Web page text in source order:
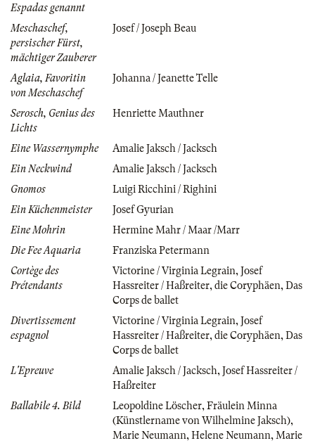
Espadas genannt
Meschaschef,
persischer Fürst,
mächtiger Zauberer
Josef / Joseph Beau
Aglaia, Favoritin
von Meschaschef
Johanna / Jeanette Telle
Serosch, Genius des
Lichts
Henriette Mauthner
Eine Wassernymphe
Amalie Jaksch / Jacksch
Ein Neckwind
Amalie Jaksch / Jacksch
Gnomos
Luigi Ricchini / Righini
Ein Küchenmeister
Josef Gyurian
Eine Mohrin
Hermine Mahr / Maar /Marr
Die Fee Aquaria
Franziska Petermann
Cortège des
Prétendants
Victorine / Virginia Legrain,Josef
Hassreiter / Haßreiter,die Coryphäen,Das
Corps de ballet
Divertissement
espagnol
Victorine / Virginia Legrain,Josef
Hassreiter / Haßreiter,die Coryphäen,Das
Corps de ballet
L'Epreuve
Amalie Jaksch / Jacksch,Josef Hassreiter /
Haßreiter
Ballabile 4. Bild
Leopoldine Löscher,Fräulein Minna
(Künstlername von Wilhelmine Jaksch),
Marie Neumann,Helene Neumann,Marie